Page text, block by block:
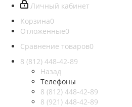
Личный кабинет
Корзина0
Отложенные0
Сравнение товаров0
8 (812) 448-42-89
Назад
Телефоны
8 (812) 448-42-89
8 (921) 448-42-89